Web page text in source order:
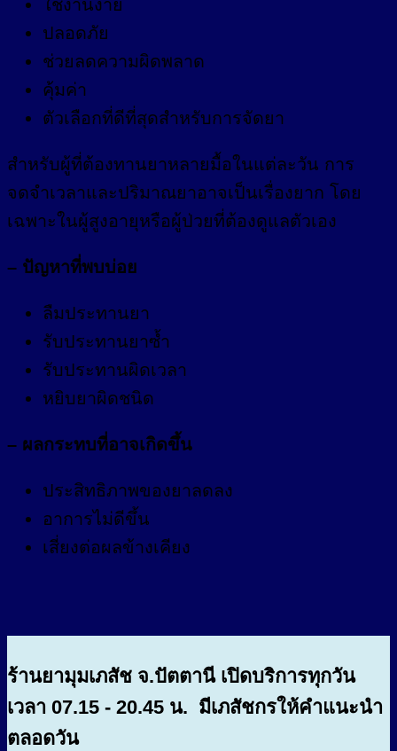
ใช้งานง่าย
ปลอดภัย
ช่วยลดความผิดพลาด
คุ้มค่า
ตัวเลือกที่ดีที่สุดสำหรับการจัดยา
สำหรับผู้ที่ต้องทานยาหลายมื้อในแต่ละวัน การ
จดจำเวลาและปริมาณยาอาจเป็นเรื่องยาก โดย
เฉพาะในผู้สูงอายุหรือผู้ป่วยที่ต้องดูแลตัวเอง
– ปัญหาที่พบบ่อย
ลืมประทานยา
รับประทานยาซ้ำ
รับประทานผิดเวลา
หยิบยาผิดชนิด
– ผลกระทบที่อาจเกิดขึ้น
ประสิทธิภาพของยาลดลง
อาการไม่ดีขึ้น
เสี่ยงต่อผลข้างเคียง
ร้านยามุมเภสัช จ.ปัตตานี เปิดบริการทุกวัน
เวลา 07.15 - 20.45 น. มีเภสัชกรให้คำแนะนำ
ตลอดวัน